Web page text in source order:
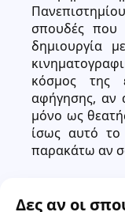
σπουδές που
δημιουργία
κόσμος της
αφήγησης, αν
μόνο ως
ίσως αυτό το
παρακάτω αν
Δες αν οι